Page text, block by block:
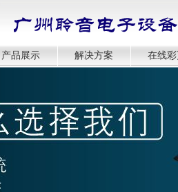
产品展示 解决方案 在线